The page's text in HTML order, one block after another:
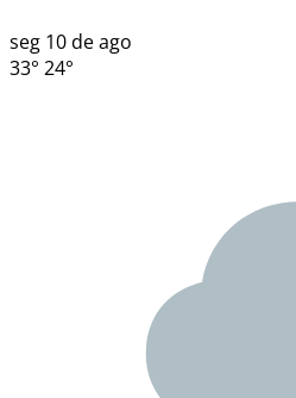
seg 10 de ago
33° 24°